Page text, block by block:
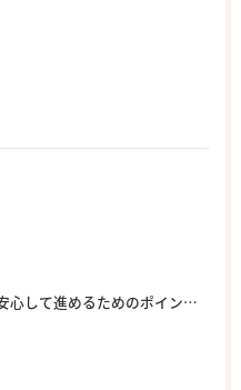
実家じまいを安心して進めるためのポイントと専門家の選び方